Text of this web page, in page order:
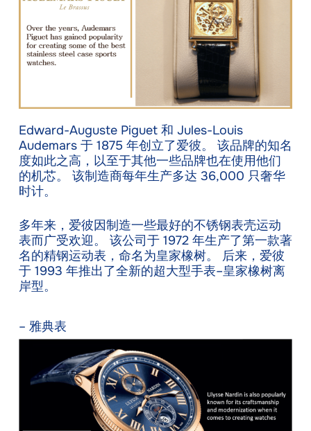
Edward-Auguste Piguet 和 Jules-Louis
Audemars 于 1875 年创立了爱彼。 该品牌的知名
度如此之高，以至于其他一些品牌也在使用他们
的机芯。 该制造商每年生产多达 36,000 只奢华
时计。
多年来，爱彼因制造一些最好的不锈钢表壳运动
表而广受欢迎。 该公司于 1972 年生产了第一款著
名的精钢运动表，命名为皇家橡树。 后来，爱彼
于 1993 年推出了全新的超大型手表–皇家橡树离
岸型。
– 雅典表